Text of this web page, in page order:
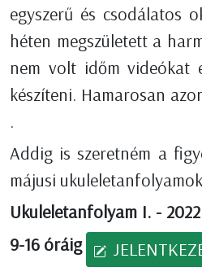
egyszerű és csodálatos
héten megszületett a
nem volt időm videókat
készíteni. Hamarosan
.
Addig is szeretném a
májusi
Ukuleletanfolyam I. -
9-16 óráig